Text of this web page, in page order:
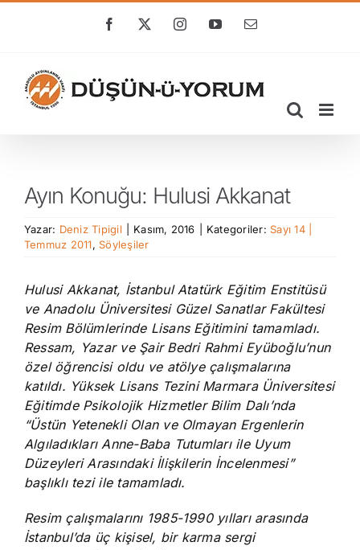
Facebook
X InstagramYouTube
E-
Ayın Konuğu: Hulusi Akkanat
Yazar: Deniz Tipigil Kasım, 2016 Kategoriler: Sayı 14 |
Temmuz 2011, Söyleşiler
Hulusi Akkanat, İstanbul Atatürk Eğitim Enstitüsü
ve Anadolu Üniversitesi Güzel Sanatlar Fakültesi
Resim Bölümlerinde Lisans Eğitimini tamamladı.
Ressam, Yazar ve Şair Bedri Rahmi Eyüboğlu’nun
özel öğrencisi oldu ve atölye çalışmalarına
katıldı. Yüksek Lisans Tezini Marmara Üniversitesi
Eğitimde Psikolojik Hizmetler Bilim Dalı’nda
“Üstün Yetenekli Olan ve Olmayan Ergenlerin
Algıladıkları Anne-Baba Tutumları ile Uyum
Düzeyleri Arasındaki İlişkilerin İncelenmesi”
başlıklı tezi ile tamamladı.
Resim çalışmalarını 1985-1990 yılları arasında
İstanbul’da üç kişisel, bir karma sergi